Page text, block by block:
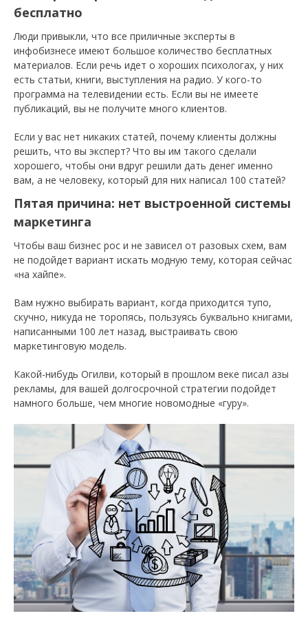
бесплатно
Люди привыкли, что все приличные эксперты в
инфобизнесе имеют большое количество бесплатных
материалов. Если речь идет о хороших психологах, у них
есть статьи, книги, выступления на радио. У кого-то
программа на телевидении есть. Если вы не имеете
публикаций, вы не получите много клиентов.
Если у вас нет никаких статей, почему клиенты должны
решить, что вы эксперт? Что вы им такого сделали
хорошего, чтобы они вдруг решили дать денег именно
вам, а не человеку, который для них написал 100 статей?
Пятая причина: нет выстроенной системы
маркетинга
Чтобы ваш бизнес рос и не зависел от разовых схем, вам
не подойдет вариант искать модную тему, которая сейчас
«на хайпе».
Вам нужно выбирать вариант, когда приходится тупо,
скучно, никуда не торопясь, пользуясь буквально книгами,
написанными 100 лет назад, выстраивать свою
маркетинговую модель.
Какой-нибудь Огилви, который в прошлом веке писал азы
рекламы, для вашей долгосрочной стратегии подойдет
намного больше, чем многие новомодные «гуру».